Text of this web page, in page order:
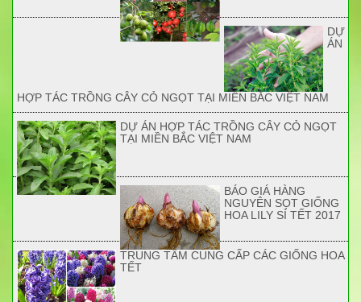
DỰ
ÁN
HỢP TÁC TRỒNG CÂY CỎ NGỌT TẠI MIỀN BẮC VIỆT NAM
DỰ ÁN HỢP TÁC TRỒNG CÂY CỎ NGỌT
TẠI MIỀN BẮC VIỆT NAM
BÁO GIÁ HÀNG
NGUYÊN SỌT GIỐNG
HOA LILY SỈ TẾT 2017
TRUNG TÂM CUNG CẤP CÁC GIỐNG HOA
TẾT